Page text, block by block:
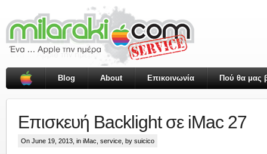
Blog About Επικοινωνία Πού θα μας
Επισκευή Backlight σε iMac 27
On June 19, 2013, in iMac service , by suicico